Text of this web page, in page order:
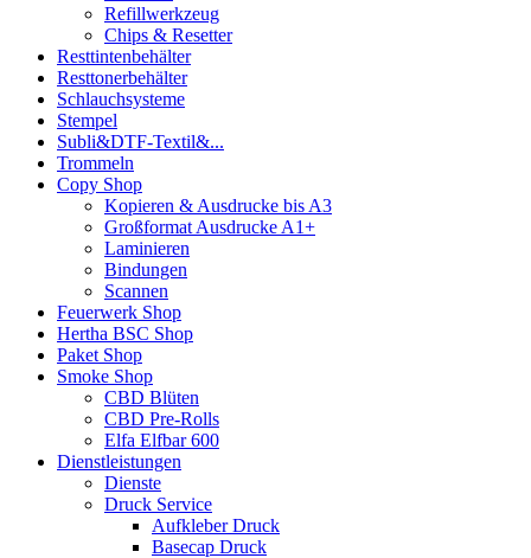
Refillwerkzeug
Chips & Resetter
Resttintenbehälter
Resttonerbehälter
Schlauchsysteme
Stempel
Subli&DTF-Textil&...
Trommeln
Copy Shop
Kopieren & Ausdrucke bis A3
Großformat Ausdrucke A1+
Laminieren
Bindungen
Scannen
Feuerwerk Shop
Hertha BSC Shop
Paket Shop
Smoke Shop
CBD Blüten
CBD Pre-Rolls
Elfa Elfbar 600
Dienstleistungen
Dienste
Druck Service
Aufkleber Druck
Basecap Druck